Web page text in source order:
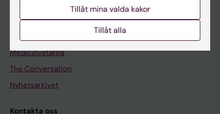
Redaktionellt material
Medicinsk Vetenskap
Medicinvetarna
The Conversation
Nyhetsarkivet
Kontakta oss
Tillåt mina valda kakor
Tillåt alla